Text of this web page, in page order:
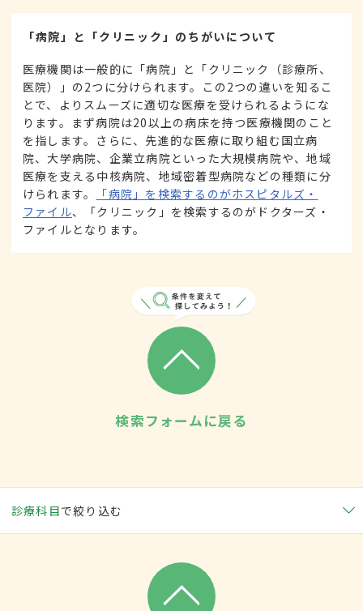
「病院」と「クリニック」のちがいについて
医療機関は一般的に「病院」と「クリニック（診療所、
医院）」の2つに分けられます。この2つの違いを知るこ
とで、よりスムーズに適切な医療を受けられるようにな
ります。まず病院は20以上の病床を持つ医療機関のこと
を指します。さらに、先進的な医療に取り組む国立病
院、大学病院、企業立病院といった大規模病院や、地域
医療を支える中核病院、地域密着型病院などの種類に分
けられます。
「病院」を検索するのがホスピタルズ・
ファイル、「クリニック」を検索するのがドクターズ・
ファイルとなります。
検索フォームに戻る
診療科目で絞り込む